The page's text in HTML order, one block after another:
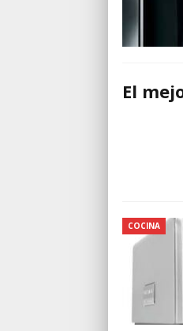
El
COCINA